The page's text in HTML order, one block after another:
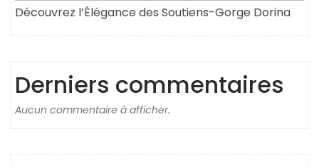
Découvrez l’Élégance des Soutiens-Gorge Dorina
Derniers commentaires
Aucun commentaire à afficher.